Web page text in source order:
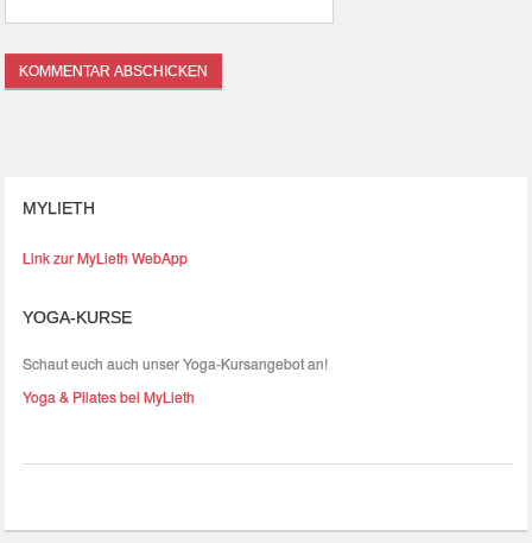
MYLIETH
Link zur MyLieth WebApp
YOGA-KURSE
Schaut euch auch unser Yoga-Kursangebot an!
Yoga & Pilates bei MyLieth